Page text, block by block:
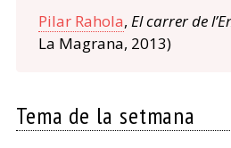
Pilar Rahola, El carrer de
La Magrana, 2013)
Tema de la setmana